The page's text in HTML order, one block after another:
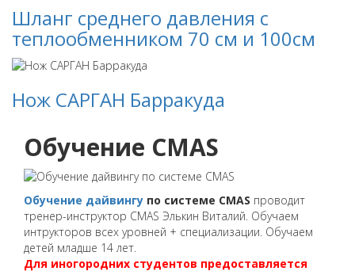
Шланг среднего давления с
теплообменником 70 см и 100см
Нож САРГАН Барракуда
Обучение CMAS
Обучение дайвингу по системе CMAS проводит
тренер-инструктор CMAS Элькин Виталий. Обучаем
интрукторов всех уровней + специализации. Обучаем
детей младше 14 лет.
Для иногородних студентов предоставляется